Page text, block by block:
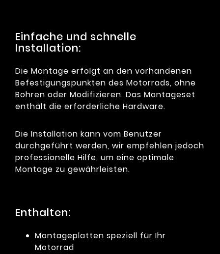
Einfache und schnelle
Installation:
Die Montage erfolgt an den vorhandenen
Befestigungspunkten des Motorrads, ohne
Bohren oder Modifizieren. Das Montageset
enthält die erforderliche Hardware.
Die Installation kann vom Benutzer
durchgeführt werden, wir empfehlen jedoch
professionelle Hilfe, um eine optimale
Montage zu gewährleisten.
Enthalten:
Montageplatten speziell für Ihr
Motorrad